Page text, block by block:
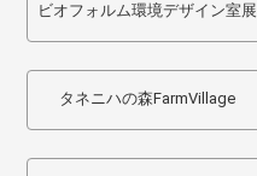
ビオフォルム環境デザイン室展
タネニハの森FarmVillage